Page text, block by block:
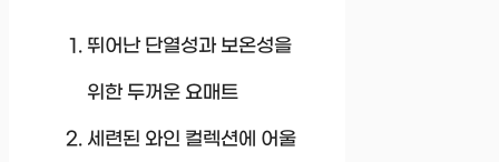
뛰어난 단열성과 보온성을
위한 두꺼운 요매트
세련된 와인 컬렉션에 어울